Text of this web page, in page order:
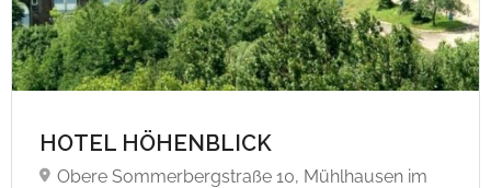
HOTEL HÖHENBLICK
Obere Sommerbergstraße 10, Mühlhausen im